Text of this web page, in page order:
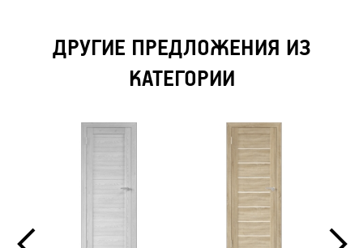
ДРУГИЕ ПРЕДЛОЖЕНИЯ ИЗ
КАТЕГОРИИ